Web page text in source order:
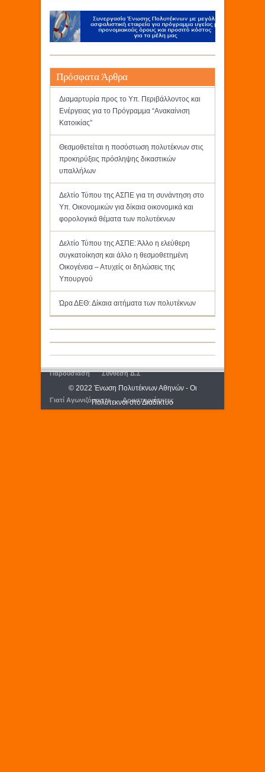
Πρόσφατα Άρθρα
Διαμαρτυρία προς το Υπ. Περιβάλλοντος και
Ενέργειας για το Πρόγραμμα “Ανακαίνιση
Κατοικίας”
Θεσμοθετείται η ποσόστωση πολυτέκνων στις
προκηρύξεις πρόσληψης δικαστικών
υπαλλήλων
Δελτίο Τύπου της ΑΣΠΕ για τη συνάντηση στο
Υπ. Οικονομικών για δίκαια οικονομικά και
φορολογικά θέματα των πολυτέκνων
Δελτίο Τύπου της ΑΣΠΕ: Άλλο η ελεύθερη
συγκατοίκηση και άλλο η θεσμοθετημένη
Οικογένεια – Ατυχείς οι δηλώσεις της
Υπουργού
Ώρα ΔΕΘ: Δίκαια αιτήματα των πολυτέκνων
Παρουσίαση Σύνθεση Δ.Σ
Γιατί Αγωνιζόμαστε Δραστηριότητες
© 2022 Ένωση Πολυτέκνων Αθηνών - Οι
Πολύτεκνοι στο Διαδίκτυο